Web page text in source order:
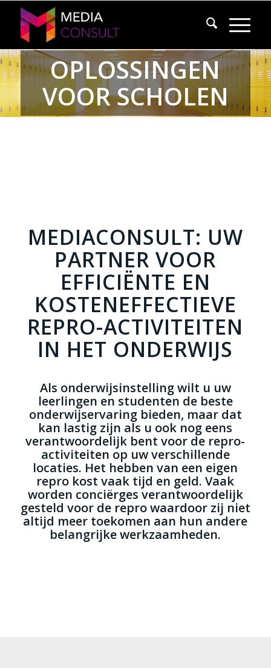
OPLOSSINGEN
VOOR SCHOLEN
MEDIACONSULT: UW
PARTNER VOOR
EFFICIËNTE EN
KOSTENEFFECTIEVE
REPRO-ACTIVITEITEN
IN HET ONDERWIJS
Als onderwijsinstelling wilt u uw
leerlingen en studenten de beste
onderwijservaring bieden, maar dat
kan lastig zijn als u ook nog eens
verantwoordelijk bent voor de repro-
activiteiten op uw verschillende
locaties. Het hebben van een eigen
repro kost vaak tijd en geld. Vaak
worden conciërges verantwoordelijk
gesteld voor de repro waardoor zij niet
altijd meer toekomen aan hun andere
belangrijke werkzaamheden.